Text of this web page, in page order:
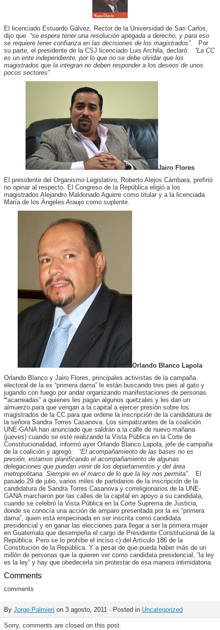
El licenciado Estuardo Gálvez, Rector de la Universidad de San Carlos,
dijo que “se espera tener una resolución apegada a derecho, y para eso
se requiere tener confianza en las decisiones de los magistrados”. Por
su parte, el presidente de la CSJ licenciado Luis Archila, declaró: “La CC
es un ente independiente, por lo que no se debe olvidar que los
magistrados que la integran no deben responder a los deseos de unos
pocos sectores”.
Jairo Flores
El presidente del Organismo Legislativo, Roberto Alejos Cámbara, prefirió
no opinar al respecto. El Congreso de la República eligió a los
magistrados Alejandro Maldonado Aguirre como titular y a la licenciada
María de los Ángeles Araujo como suplente.
Orlando Blanco Lapola
Orlando Blanco y Jairo Flores, principales activistas de la campaña
electoral de la ex “primera dama” le están buscando tres pies al gato y
jugando con fuego por andar organizando manifestaciones de personas
“acarreadas” a quienes les pagan algunos quetzales y les dan un
almuerzo para que vengan a la capital a ejercer presión sobre los
magistrados de la CC para que ordene la inscripción de la candidatura de
la señora Sandra Torres Casanova. Los simpatizantes de la coalición
UNE-GANA han anunciado que saldrán a la calle de nuevo mañana
(jueves) cuando se esté realizando la Vista Pública en la Corte de
Constitucionalidad, informó ayer Orlando Blanco Lapola, jefe de campaña
de la coalición y agregó: “El acompañamiento de las bases no es
presión, estamos planificando el acompañamiento de algunas
delegaciones que puedan venir de los departamentos y del área
metropolitana. Siempre en el marco de lo que la ley nos permita”. El
pasado 29 de julio, varios miles de partidarios de la inscripción de la
candidatura de Sandra Torres Casanova y correligionarios de la UNE-
GANA marcharon por las calles de la capital en apoyo a su candidata,
cuando se celebró la Vista Pública en la Corte Suprema de Justicia,
donde se conocía una acción de amparo presentada por la ex “primera
dama”, quien está empecinada en ser inscrita como candidata
presidencial y en ganar las elecciones para llegar a ser la primera mujer
en Guatemala que desempeña el cargo de Presidente Constitucional de la
República. Pero se lo prohíbe el inciso c) del Artículo 186 de la
Constitución de la República. Y a pesar de que pueda haber más de un
millón de personas que la quieren ver como candidata presidencial, “la ley
es la ley” y hay que obedecerla sin protestar de esa manera intimidatoria.
Comments
comments
By Jorge Palmieri on 3 agosto, 2011 · Posted in Uncategorized
Sorry, comments are closed on this post.